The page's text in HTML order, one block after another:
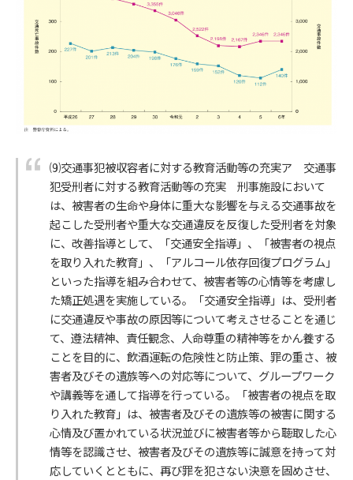
⑼交通事犯被収容者に対する教育活動等の充実ア 交通事
犯受刑者に対する教育活動等の充実 刑事施設において
は、被害者の生命や身体に重大な影響を与える交通事故を
起こした受刑者や重大な交通違反を反復した受刑者を対象
に、改善指導として、「交通安全指導」、「被害者の視点
を取り入れた教育」、「アルコール依存回復プログラム」
といった指導を組み合わせて、被害者等の心情等を考慮し
た矯正処遇を実施している。「交通安全指導」は、受刑者
に交通違反や事故の原因等について考えさせることを通じ
て、遵法精神、責任観念、人命尊重の精神等をかん養する
ことを目的に、飲酒運転の危険性と防止策、罪の重さ、被
害者及びその遺族等への対応等について、グループワーク
や講義等を通して指導を行っている。「被害者の視点を取
り入れた教育」は、被害者及びその遺族等の被害に関する
心情及び置かれている状況並びに被害者等から聴取した心
情等を認識させ、被害者及びその遺族等に誠意を持って対
応していくとともに、再び罪を犯さない決意を固めさせ、